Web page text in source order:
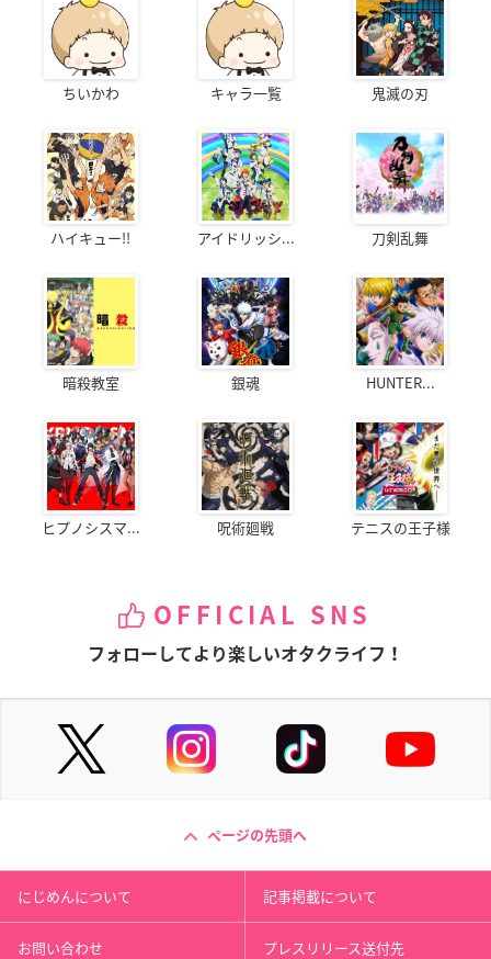
ちいかわ キャラ一覧 鬼滅の刃
ハイキュー!! アイドリッシ... 刀剣乱舞
暗殺教室 銀魂 HUNTER...
ヒプノシスマ... 呪術廻戦 テニスの王子様
OFFICIAL SNS
フォローしてより楽しいオタクライフ！
ページの先頭へ
にじめんについて 記事掲載について
お問い合わせ プレスリリース送付先